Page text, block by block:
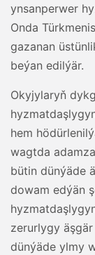
ynsanperwer
Onda
gazanan
beýan edilýär.
Okyjylaryň
hem
wagtda
bütin dünýäde
dowam edýän
zerurlygy
dünýäde ylmy